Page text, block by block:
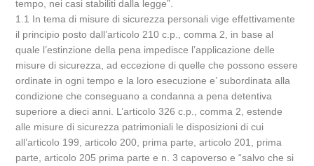
tempo, nei casi stabiliti dalla legge”.
1.1 In tema di misure di sicurezza personali vige effettivamente
il principio posto dall’articolo 210 c.p., comma 2, in base al
quale l’estinzione della pena impedisce l’applicazione delle
misure di sicurezza, ad eccezione di quelle che possono essere
ordinate in ogni tempo e la loro esecuzione e’ subordinata alla
condizione che conseguano a condanna a pena detentiva
superiore a dieci anni. L’articolo 326 c.p., comma 2, estende
alle misure di sicurezza patrimoniali le disposizioni di cui
all’articolo 199, articolo 200, prima parte, articolo 201, prima
parte, articolo 205 prima parte e n. 3 capoverso e “salvo che si